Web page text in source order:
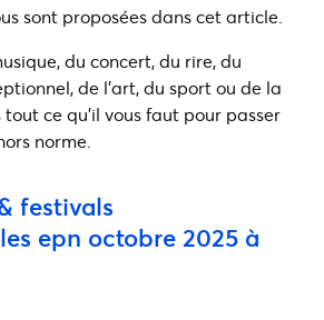
sont proposées dans cet article.
du concert, du rire, du
de l’art, du sport ou de la
ce qu’il vous faut pour passer
norme.
festivals
epn octobre 2025 à